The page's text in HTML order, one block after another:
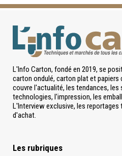
L'Info Carton, fondé en 2019, se
carton ondulé, carton plat et papiers
couvre l'actualité, les tendances,
technologies, l'impression, les
L'Interview exclusive, les reportages
d'achat.
Les rubriques